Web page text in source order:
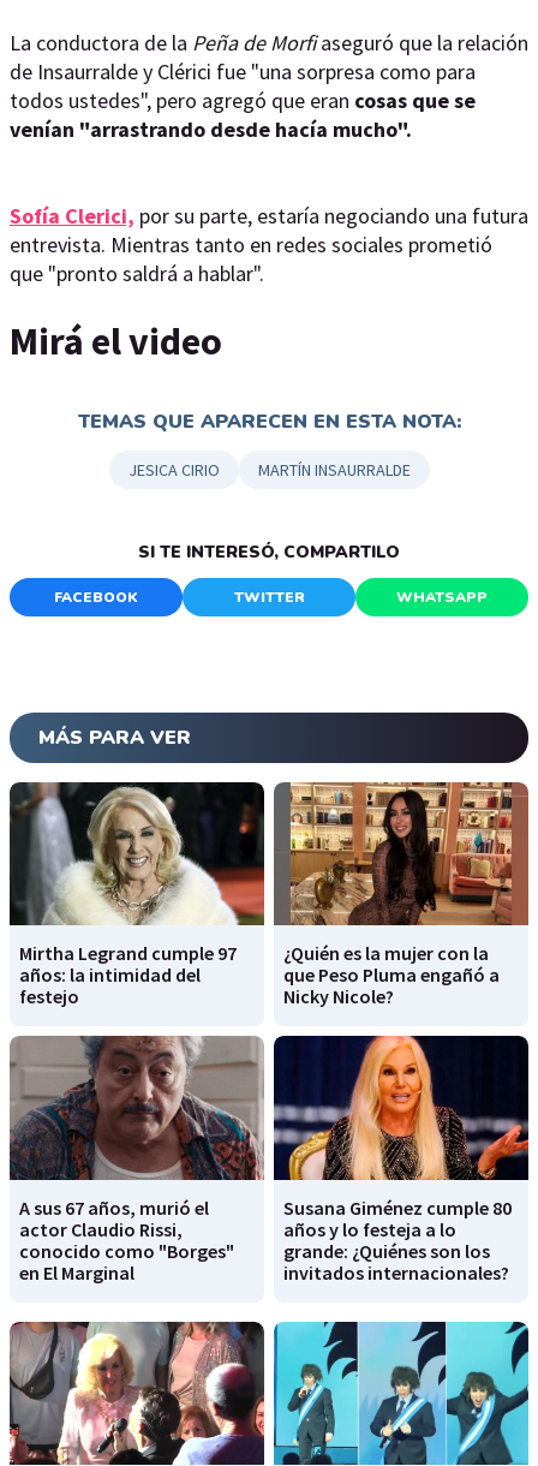
La conductora de la Peña de Morfiaseguró que la relación
de Insaurralde y Clérici fue "una sorpresa como para
todos ustedes", pero agregó que eran cosas que se
venían "arrastrando desde hacía mucho".
Sofía Clerici, por su parte, estaría negociando una futura
entrevista. Mientras tanto en redes sociales prometió
que "pronto saldrá a hablar".
Mirá el video
TEMAS QUE APARECEN EN ESTA NOTA:
JESICA CIRIO MARTÍN INSAURRALDE
SI TE INTERESÓ, COMPARTILO
FACEBOOK TWITTER WHATSAPP
MÁS PARA VER
Mirtha Legrand cumple 97
años: la intimidad del
festejo
¿Quién es la mujer con la
que Peso Pluma engañó a
Nicky Nicole?
A sus 67 años, murió el
actor Claudio Rissi,
conocido como "Borges"
en El Marginal
Susana Giménez cumple 80
años y lo festeja a lo
grande: ¿Quiénes son los
invitados internacionales?